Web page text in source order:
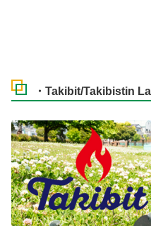
・Takibit/Takibistin